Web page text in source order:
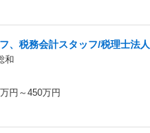
、税務会計スタッフ/税理士法人
和
円～450万円